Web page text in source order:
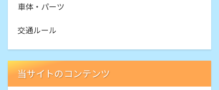
車体・パーツ
交通ルール
当サイトのコンテンツ